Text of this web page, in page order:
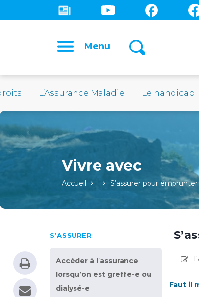
Menu
L’Assurance Maladie Le handicap
Accueil S’assurer pour emprunter
S’ASSURER
Accéder à l’assurance
lorsqu’on est greffé-e ou
dialysé-e
Faut il